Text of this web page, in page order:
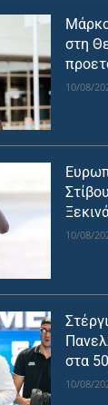
στη
10/08/
10/08/
στα
10/08/